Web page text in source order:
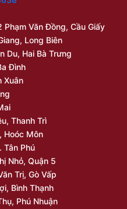
Phạm Văn Đồng, Cầu Giấy
Long Biên
Du, Hai Bà Trưng
Đình
Xuân
Thanh Trì
Hoóc Môn
Tân Phú
Nhỏ, Quận 5
Trị, Gò Vấp
Bình Thạnh
Phú Nhuận